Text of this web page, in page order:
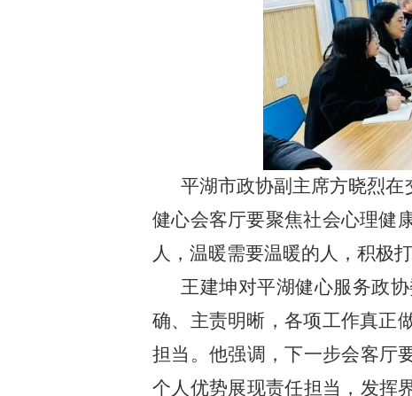
平湖市政协副主席方晓烈在
健心会客厅要聚焦社会心理健
人，温暖需要温暖的人，积极
王建坤对平湖健心服务政
确、主责明晰，各项工作真正
担当。他强调，下一步会客厅
个人优势展现责任担当，发挥